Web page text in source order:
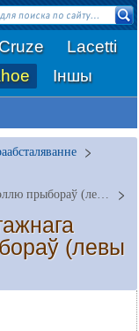
Cruze
Lacetti
Іншы
Зняцце і ўстаноўка мантажнага блока пад панэллю прыбораў (левы бок)
(левы